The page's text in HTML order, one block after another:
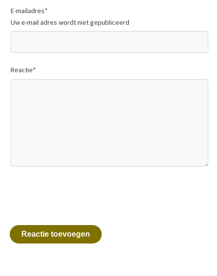
E-mailadres*
Uw e-mail adres wordt niet gepubliceerd
Reactie*
Reactie toevoegen